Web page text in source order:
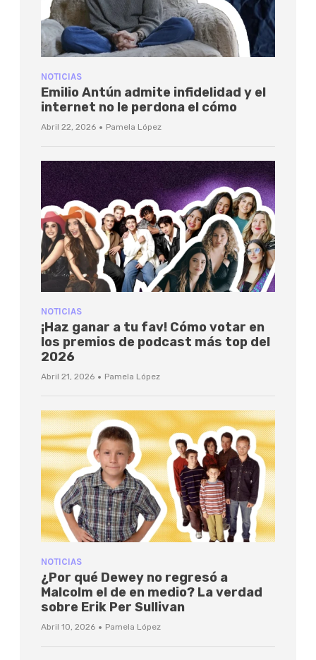
NOTICIAS
Emilio Antún admite infidelidad y el
internet no le perdona el cómo
Abril 22, 2026 · Pamela López
NOTICIAS
¡Haz ganar a tu fav! Cómo votar en
los premios de podcast más top del
2026
Abril 21, 2026 · Pamela López
NOTICIAS
¿Por qué Dewey no regresó a
Malcolm el de en medio? La verdad
sobre Erik Per Sullivan
Abril 10, 2026 · Pamela López